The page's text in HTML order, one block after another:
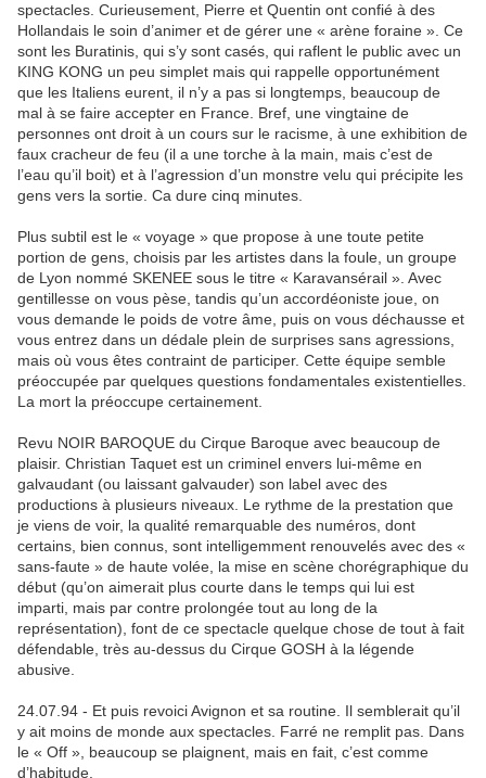
spectacles. Curieusement, Pierre et Quentin ont confié à des
Hollandais le soin d’animer et de gérer une « arène foraine ». Ce
sont les Buratinis, qui s’y sont casés, qui raflent le public avec un
KING KONG un peu simplet mais qui rappelle opportunément
que les Italiens eurent, il n’y a pas si longtemps, beaucoup de
mal à se faire accepter en France. Bref, une vingtaine de
personnes ont droit à un cours sur le racisme, à une exhibition de
faux cracheur de feu (il a une torche à la main, mais c’est de
l’eau qu’il boit) et à l’agression d’un monstre velu qui précipite les
gens vers la sortie. Ca dure cinq minutes.
Plus subtil est le « voyage » que propose à une toute petite
portion de gens, choisis par les artistes dans la foule, un groupe
de Lyon nommé SKENEE sous le titre « Karavansérail ». Avec
gentillesse on vous pèse, tandis qu’un accordéoniste joue, on
vous demande le poids de votre âme, puis on vous déchausse et
vous entrez dans un dédale plein de surprises sans agressions,
mais où vous êtes contraint de participer. Cette équipe semble
préoccupée par quelques questions fondamentales existentielles.
La mort la préoccupe certainement.
Revu NOIR BAROQUE du Cirque Baroque avec beaucoup de
plaisir. Christian Taquet est un criminel envers lui-même en
galvaudant (ou laissant galvauder) son label avec des
productions à plusieurs niveaux. Le rythme de la prestation que
je viens de voir, la qualité remarquable des numéros, dont
certains, bien connus, sont intelligemment renouvelés avec des «
sans-faute » de haute volée, la mise en scène chorégraphique du
début (qu’on aimerait plus courte dans le temps qui lui est
imparti, mais par contre prolongée tout au long de la
représentation), font de ce spectacle quelque chose de tout à fait
défendable, très au-dessus du Cirque GOSH à la légende
abusive.
24.07.94 - Et puis revoici Avignon et sa routine. Il semblerait qu’il
y ait moins de monde aux spectacles. Farré ne remplit pas. Dans
le « Off », beaucoup se plaignent, mais en fait, c’est comme
d’habitude.